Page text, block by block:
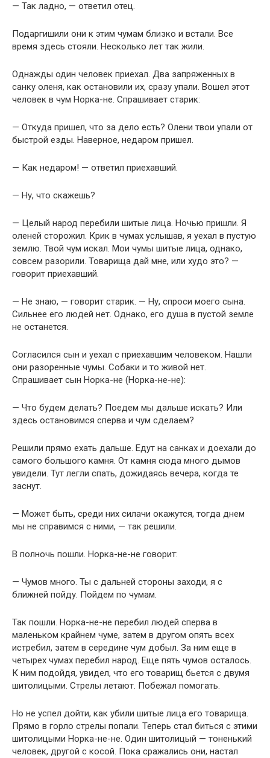
— Так ладно, — ответил отец.
Подаргишили они к этим чумам близко и встали. Все
время здесь стояли. Несколько лет так жили.
Однажды один человек приехал. Два запряженных в
санку оленя, как остановили их, сразу упали. Вошел этот
человек в чум Норка-не. Спрашивает старик:
— Откуда пришел, что за дело есть? Олени твои упали от
быстрой езды. Наверное, недаром пришел.
— Как недаром! — ответил приехавший.
— Ну, что скажешь?
— Целый народ перебили шитые лица. Ночью пришли. Я
оленей сторожил. Крик в чумах услышав, я уехал в пустую
землю. Твой чум искал. Мои чумы шитые лица, однако,
совсем разорили. Товарища дай мне, или худо это? —
говорит приехавший.
— Не знаю, — говорит старик. — Ну, спроси моего сына.
Сильнее его людей нет. Однако, его душа в пустой земле
не останется.
Согласился сын и уехал с приехавшим человеком. Нашли
они разоренные чумы. Собаки и то живой нет.
Спрашивает сын Норка-не (Норка-не-не):
— Что будем делать? Поедем мы дальше искать? Или
здесь остановимся сперва и чум сделаем?
Решили прямо ехать дальше. Едут на санках и доехали до
самого большого камня. От камня сюда много дымов
увидели. Тут легли спать, дожидаясь вечера, когда те
заснут.
— Может быть, среди них силачи окажутся, тогда днем
мы не справимся с ними, — так решили.
В полночь пошли. Норка-не-не говорит:
— Чумов много. Ты с дальней стороны заходи, я с
ближней пойду. Пойдем по чумам.
Так пошли. Норка-не-не перебил людей сперва в
маленьком крайнем чуме, затем в другом опять всех
истребил, затем в середине чум добыл. За ним еще в
четырех чумах перебил народ. Еще пять чумов осталось.
К ним подойдя, увидел, что его товарищ бьется с двумя
шитолицыми. Стрелы летают. Побежал помогать.
Но не успел дойти, как убили шитые лица его товарища.
Прямо в горло стрелы попали. Теперь стал биться с этими
шитолицыми Норка-не-не. Один шитолицый — тоненький
человек, другой с косой. Пока сражались они, настал